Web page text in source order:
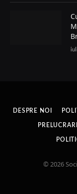
DESPRE NOI
© 2026